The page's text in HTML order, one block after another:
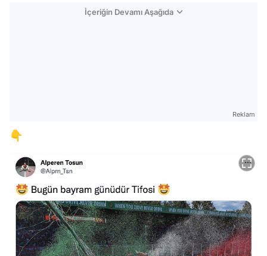
İçeriğin Devamı Aşağıda
Reklam
👇